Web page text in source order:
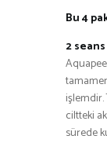
Bu 4
2
işlemdir.
ciltteki
sürede